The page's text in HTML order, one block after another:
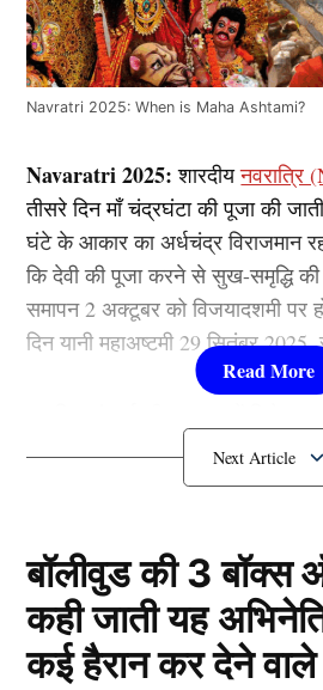
Navratri 2025: When is Maha Ashtami?
Navaratri 2025: शारदीयनवरात्रि
तीसरे दिन माँ चंद्रघंटा की पूजा की
घंटे के आकार का अर्धचंद्र विराजमान
कि देवी की पूजा करने से सुख-समृद्धि की
समापन 2 अक्टूबर को विजयादशमी पर
दिन यानी महाअष्टमी 29 सितंबर 2025,
महागौरी की पूजा की जाती है. इसी
की विधि, शुभ मुहूर्त और खास नियम?
शुभ मुहूर्त
बॉलीवुड की 3 बॉक्स
कही जाती यह
कई हैरान कर देने वाले